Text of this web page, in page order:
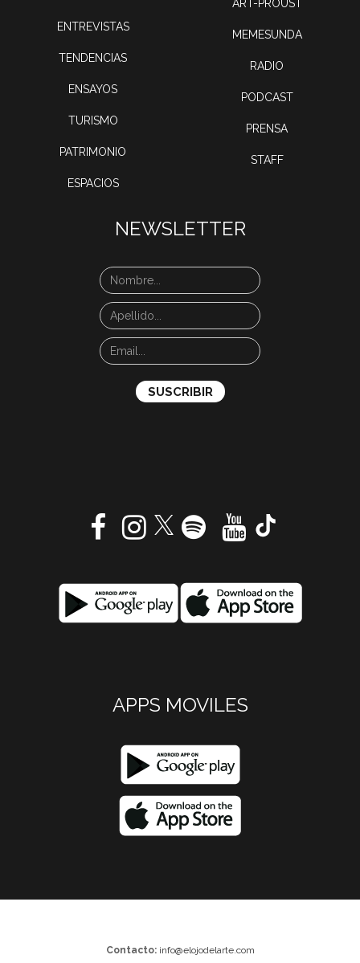
ENTREVISTAS
TENDENCIAS
ENSAYOS
TURISMO
PATRIMONIO
ESPACIOS
ART-PROUST
MEMESUNDA
RADIO
PODCAST
PRENSA
STAFF
NEWSLETTER
APPS MOVILES
Contacto: info@elojodelarte.com